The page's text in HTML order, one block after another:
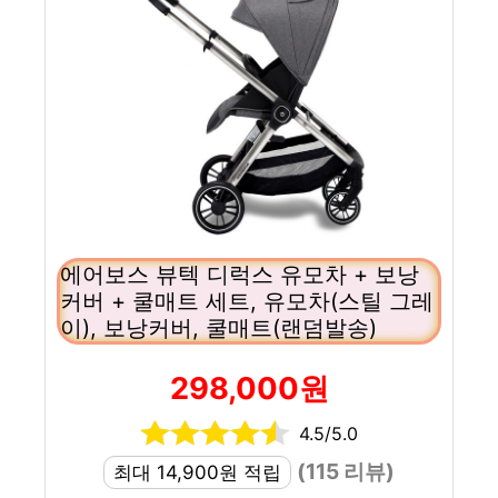
에어보스 뷰텍 디럭스 유모차 + 보낭
커버 + 쿨매트 세트, 유모차(스틸 그레
이), 보낭커버, 쿨매트(랜덤발송)
298,000원
4.5/5.0
최대 14,900원 적립
(115 리뷰)